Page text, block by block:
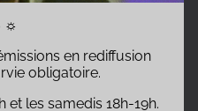
☼
en rediffusion
obligatoire.
et les samedis 18h-19h.